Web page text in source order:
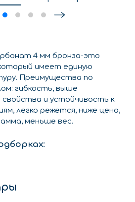
4 мм бронза-это
имеет единую
Преимущества по
гибкость, выше
и устойчивость к
легко режется, ниже цена,
меньше вес.